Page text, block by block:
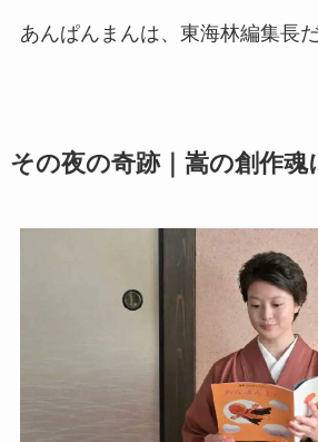
あんぱんまんは、東海林編集長だ
その夜の奇跡｜嵩の創作魂